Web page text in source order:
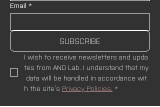
Email *
SUBSCRIBE
I wish to receive newsletters and upda
tes from AND Lab. I understand that my
data will be handled in accordance wit
h the site’s Privacy Policies. *